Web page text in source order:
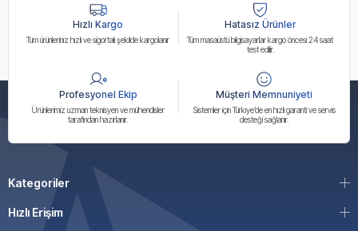
Hızlı Kargo
Tüm ürünleriniz hızlı ve sigortalı şekilde kargolanır
Hatasız Ürünler
Tüm masaüstü bilgisayarlar kargo öncesi 24 saat
test edilir.
Profesyonel Ekip
Ürünlerimiz uzman teknisyen ve mühendisler
tarafından hazırlanır.
Müşteri Memnuniyeti
Sistemler için Türkiye’de en hızlı garanti ve servis
desteği sağlanır.
Kategoriler
Hızlı Erişim